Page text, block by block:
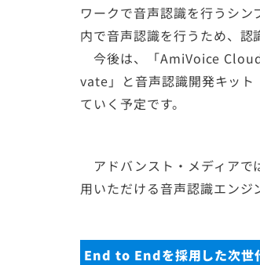
ワークで音声認識を行うシ
内で音声認識を行うため、認
今後は、「AmiVoice
vate」と音声認識開発キッ
ていく予定です。
アドバンスト・メディアで
用いただける音声認識エンジ
End to Endを採用した次世